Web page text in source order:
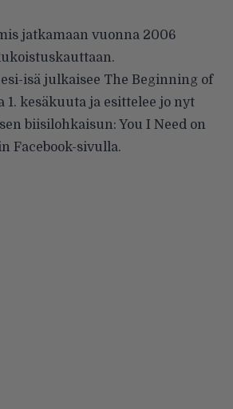
jatkamaan vuonna 2006
isä julkaisee The Beginning of
1. kesäkuuta ja esittelee jo nyt
biisilohkaisun: You I Need on
Facebook-sivulla.